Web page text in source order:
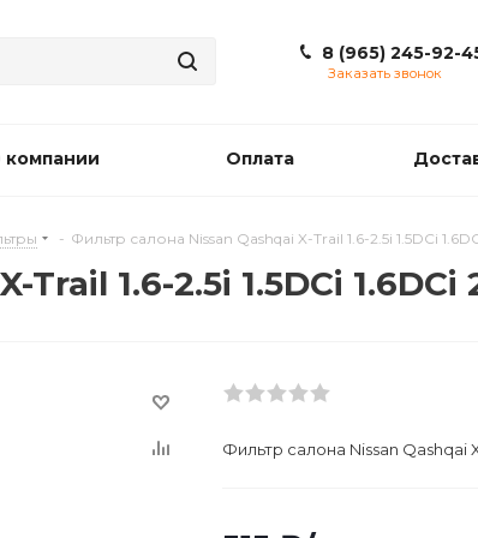
8 (965) 245-92-
Заказать звонок
компании Оплата
- Фильтр салона Nissan Qashqai X-Trail 1.6-2.5i 1.5DCi
1.6-2.5i 1.5DCi 1.6DCi
Фильтр салона Nissan Qashqai